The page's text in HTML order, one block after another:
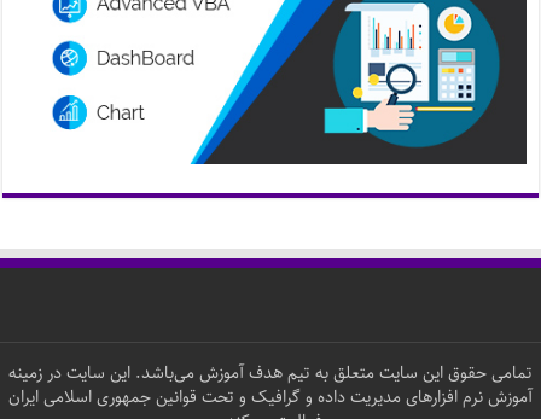
تمامی حقوق این سایت متعلق به تیم هدف آموزش می‌باشد. این سایت در زمینه
آموزش نرم افزارهای مدیریت داده و گرافیک و تحت قوانین جمهوری اسلامی ایران